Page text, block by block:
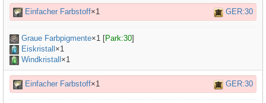
Einfacher Farbstoff×1 GER:30
Graue Farbpigmente×1 [Park:30]
Eiskristall ×1
Windkristall ×1
Einfacher Farbstoff×1 GER:30